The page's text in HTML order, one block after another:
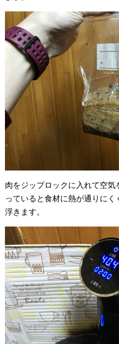
肉をジップロックに入れて空気
っていると食材に熱が通りにく
浮きます。